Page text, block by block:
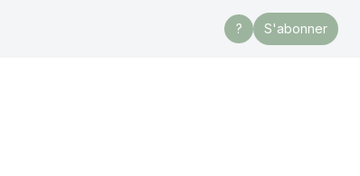
? S'abonner